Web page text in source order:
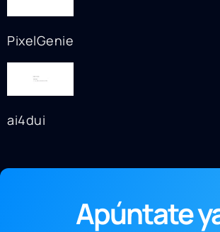
PixelGenie
ai4dui
Apúntate